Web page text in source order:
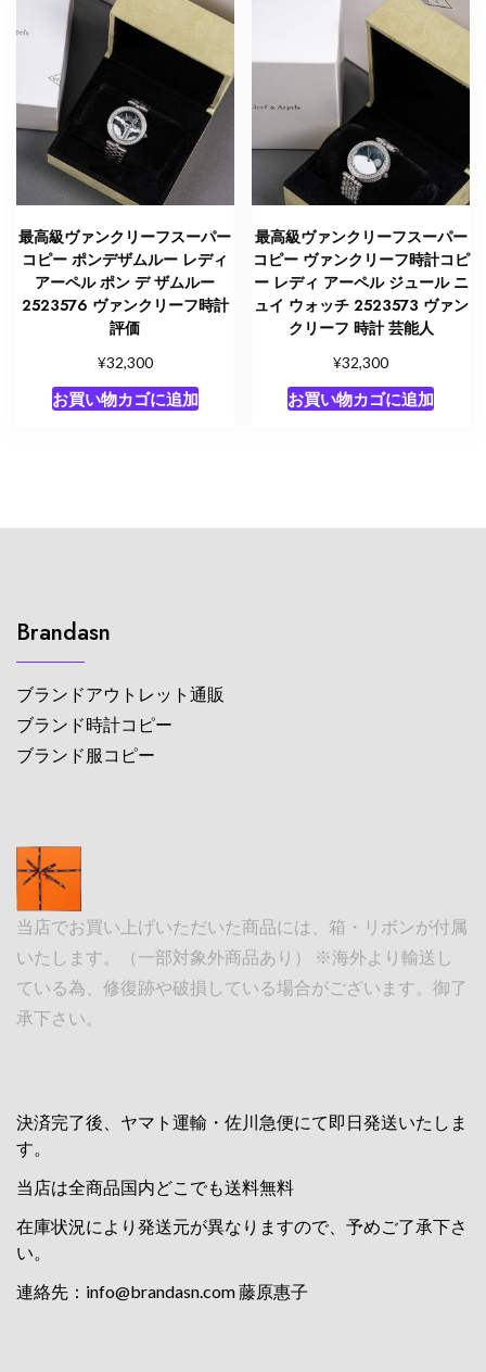
最高級ヴァンクリーフスーパー
コピー ポンデザムルー レディ
アーペル ポン デ ザムルー
2523576 ヴァンクリーフ時計
評価
¥32,300
お買い物カゴに追加
最高級ヴァンクリーフスーパー
コピー ヴァンクリーフ時計コピ
ー レディ アーペル ジュール ニ
ュイ ウォッチ 2523573 ヴァン
クリーフ 時計 芸能人
¥32,300
お買い物カゴに追加
Brandasn
ブランドアウトレット通販
ブランド時計コピー
ブランド服コピー
当店でお買い上げいただいた商品には、箱・リボンが付属
いたします。（一部対象外商品あり） ※海外より輸送し
ている為、修復跡や破損している場合がございます。御了
承下さい。
決済完了後、ヤマト運輸・佐川急便にて即日発送いたしま
す。
当店は全商品国内どこでも送料無料
在庫状況により発送元が異なりますので、予めご了承下さ
い。
連絡先： info@brandasn.com藤原惠子